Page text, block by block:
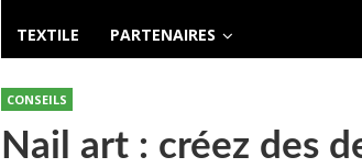
TEXTILE PARTENAIRES
CONSEILS
Nail art : créez des